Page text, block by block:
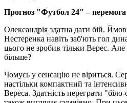
Прогноз "Футбол 24" –
Олександрія здатна дати бій.
Нестеренка навіть заб'ють гол
цього не зробив тільки Верес.
більше?
Чомусь у сенсацію не віриться.
настільки компактний та
Вереса. Здатність переграти